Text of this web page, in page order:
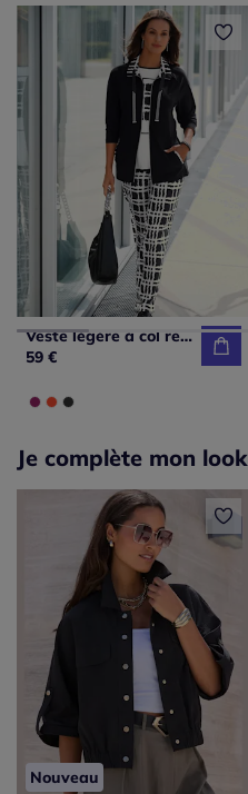
Veste légère à col revers fermeture zippée imprimée
59 €
Je complète mon look
Nouveau